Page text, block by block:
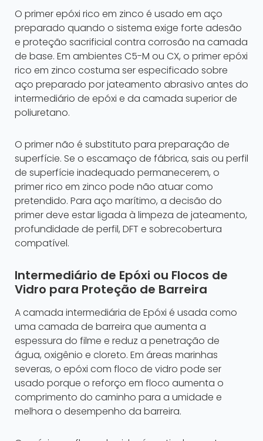
O primer epóxi rico em zinco é usado em aço
preparado quando o sistema exige forte adesão
e proteção sacrificial contra corrosão na camada
de base. Em ambientes C5-M ou CX, o primer epóxi
rico em zinco costuma ser especificado sobre
aço preparado por jateamento abrasivo antes do
intermediário de epóxi e da camada superior de
poliuretano.
O primer não é substituto para preparação de
superfície. Se o escamaço de fábrica, sais ou perfil
de superfície inadequado permanecerem, o
primer rico em zinco pode não atuar como
pretendido. Para aço marítimo, a decisão do
primer deve estar ligada à limpeza de jateamento,
profundidade de perfil, DFT e sobrecobertura
compatível.
Intermediário de Epóxi ou Flocos de
Vidro para Proteção de Barreira
A camada intermediária de Epóxi é usada como
uma camada de barreira que aumenta a
espessura do filme e reduz a penetração de
água, oxigênio e cloreto. Em áreas marinhas
severas, o epóxi com floco de vidro pode ser
usado porque o reforço em floco aumenta o
comprimento do caminho para a umidade e
melhora o desempenho da barreira.